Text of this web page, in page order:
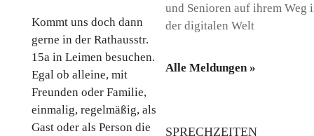
Kommt uns doch dann
gerne in der Rathausstr.
15a in Leimen besuchen.
Egal ob alleine, mit
Freunden oder Familie,
einmalig, regelmäßig, als
Gast oder als Person die
und Senioren auf ihrem Weg
der digitalen Welt
Alle Meldungen »
SPRECHZEITEN